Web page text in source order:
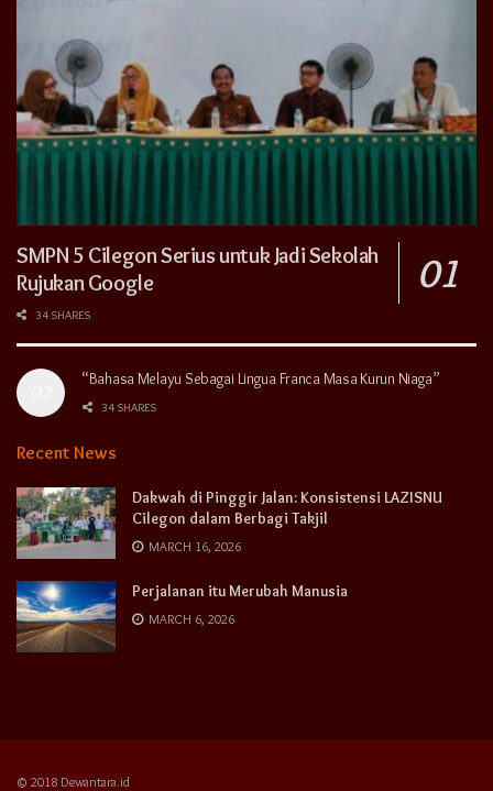
SMPN 5 Cilegon Serius untuk Jadi Sekolah
Rujukan Google
34 SHARES
“Bahasa Melayu Sebagai Lingua Franca Masa Kurun Niaga”
34 SHARES
Recent News
Dakwah di Pinggir Jalan: Konsistensi LAZISNU
Cilegon dalam Berbagi Takjil
MARCH 16, 2026
Perjalanan itu Merubah Manusia
MARCH 6, 2026
© 2018 Dewantara.id